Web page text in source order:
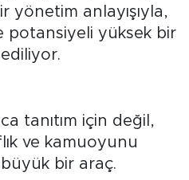
yönetim anlayışıyla,
potansiyeli yüksek bir
tanıtım için değil,
ve kamuoyunu
bir araç.